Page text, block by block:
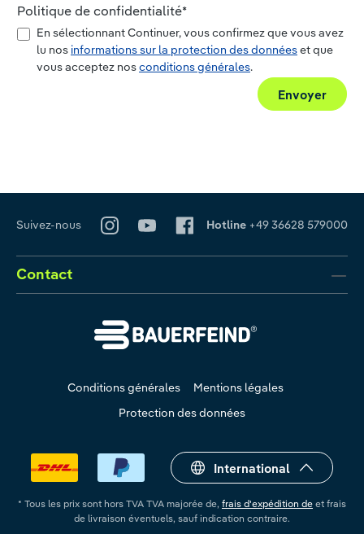
Politique de confidentialité*
En sélectionnant Continuer, vous confirmez que vous avez
lu nos informations sur la protection des donnéeset que
vous acceptez nosconditions générales.
Envoyer
Suivez-nous Hotline +49 36628 579000
Contact
Conditions générales
Mentions légales
Protection des données
International
* Tous les prix sont hors TVA TVA majorée de, frais d'expédition de et frais
de livraison éventuels, sauf indication contraire.